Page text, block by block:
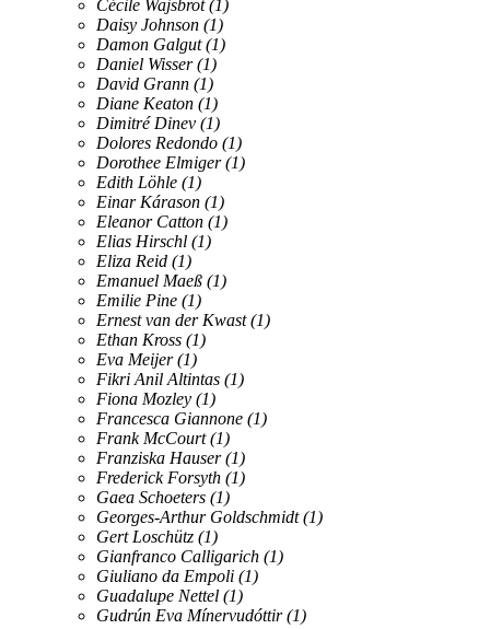
Cécile Wajsbrot (1)
Daisy Johnson (1)
Damon Galgut (1)
Daniel Wisser (1)
David Grann (1)
Diane Keaton (1)
Dimitré Dinev (1)
Dolores Redondo (1)
Dorothee Elmiger (1)
Edith Löhle (1)
Einar Kárason (1)
Eleanor Catton (1)
Elias Hirschl (1)
Eliza Reid (1)
Emanuel Maeß (1)
Emilie Pine (1)
Ernest van der Kwast (1)
Ethan Kross (1)
Eva Meijer (1)
Fikri Anil Altintas (1)
Fiona Mozley (1)
Francesca Giannone (1)
Frank McCourt (1)
Franziska Hauser (1)
Frederick Forsyth (1)
Gaea Schoeters (1)
Georges-Arthur Goldschmidt (1)
Gert Loschütz (1)
Gianfranco Calligarich (1)
Giuliano da Empoli (1)
Guadalupe Nettel (1)
Gudrún Eva Mínervudóttir (1)